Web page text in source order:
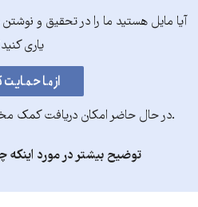
آیا مایل هستید ما را در تحقیق و
یاری
.در حال حاضر امکان دریافت کمک
توضیح بیشتر در مورد اینکه